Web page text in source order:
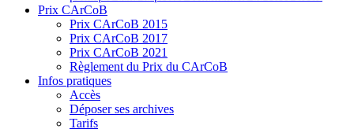
Prix CArCoB
Prix CArCoB 2015
Prix CArCoB 2017
Prix CArCoB 2021
Règlement du Prix du CArCoB
Infos pratiques
Accès
Déposer ses archives
Tarifs